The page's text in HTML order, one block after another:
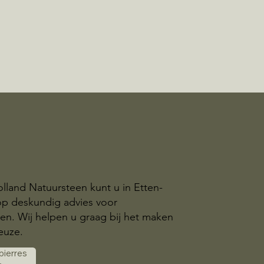
Natuursteen kunt u in Etten-
deskundig advies voor
Wij helpen u graag bij het maken